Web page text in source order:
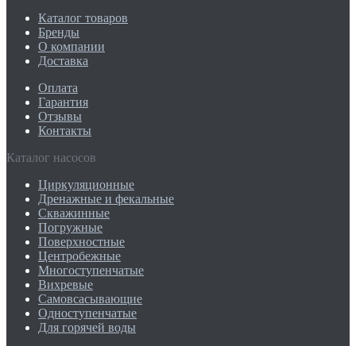
Каталог товаров
Бренды
О компании
Доставка
Оплата
Гарантия
Отзывы
Контакты
Каталог насосов
Циркуляционные
Дренажные и фекальные
Скважинные
Погружные
Поверхностные
Центробежные
Многоступенчатые
Вихревые
Самовсасывающие
Одноступенчатые
Для горячей воды